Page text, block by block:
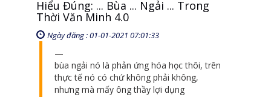
Hiểu Đúng: ... Bùa ... Ngải ... Trong
Thời Văn Minh 4.0
Ngày đăng : 01-01-2021 07:01:33
bùa ngải nó là phản ứng hóa học thôi, trên
thực tế nó có chứ không phải không,
nhưng mà mấy ông thầy lợi dụng